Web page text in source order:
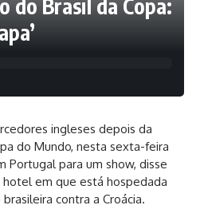
do Brasil da Copa:
ingleses depois da
do Mundo, nesta sexta-feira
Portugal para um show, disse
em que está hospedada
contra a Croácia.